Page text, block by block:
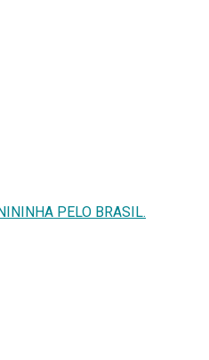
PELO BRASIL.